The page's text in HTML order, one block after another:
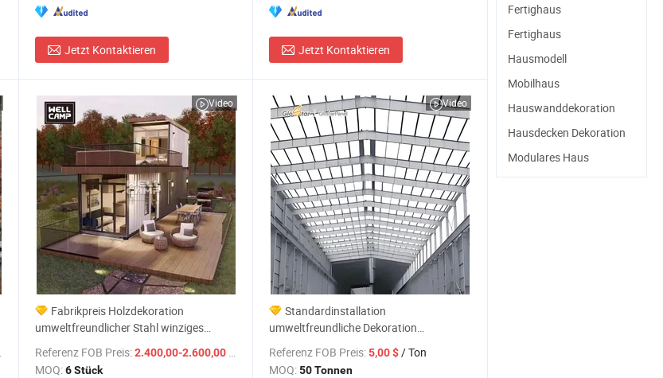
Jetzt Kontaktieren Jetzt Kontaktieren
/ Stück
Video
Fabrikpreis Holzdekoration
umweltfreundlicher Stahl winziges
vorgefertigtes Flachpackcontainerhaus
Referenz FOB Preis:2.400,00-2.600,00 $
/ Stück
MOQ:6 Stück
Video
Standardinstallation
umweltfreundliche Dekoration
Fertighaus Baumaterial mit Fabrikpreis
Referenz FOB Preis:5,00 $/ Ton
MOQ:50 Tonnen
Fertighaus
Fertighaus
Hausmodell
Mobilhaus
Hauswanddekoration
Hausdecken Dekoration
Modulares Haus